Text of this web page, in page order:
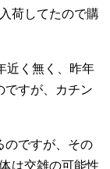
荷してたので購
近く無く、昨年
ですが、カチン
のですが、その
は交雑の可能性